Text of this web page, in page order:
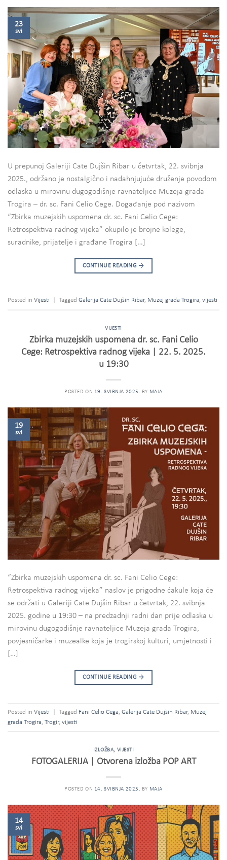
23
svi
U prepunoj Galeriji Cate Dujšin Ribar u četvrtak, 22. svibnja
2025., održano je nostalgično i nadahnjujuće druženje povodom
odlaska u mirovinu dugogodišnje ravnateljice Muzeja grada
Trogira – dr. sc. Fani Celio Cege. Događanje pod nazivom
“Zbirka muzejskih uspomena dr. sc. Fani Celio Cege:
Retrospektiva radnog vijeka” okupilo je brojne kolege,
suradnike, prijatelje i građane Trogira […]
CONTINUE READING →
Posted in Vijesti Tagged Galerija Cate Dujšin Ribar, Muzej grada Trogira, vijesti
VIJESTI
Zbirka muzejskih uspomena dr. sc. Fani Celio
Cege: Retrospektiva radnog vijeka | 22. 5. 2025.
u 19:30
POSTED ON 19. SVIBNJA 2025. BY MAJA
19
svi
“Zbirka muzejskih uspomena dr. sc. Fani Celio Cege:
Retrospektiva radnog vijeka” naslov je prigodne ćakule koja će
se održati u Galeriji Cate Dujšin Ribar u četvrtak, 22. svibnja
2025. godine u 19:30 – na predzadnji radni dan prije odlaska u
mirovinu dugogodišnje ravnateljice Muzeja grada Trogira,
povjesničarke i muzealke koja je trogirskoj kulturi, umjetnosti i
[…]
CONTINUE READING →
Posted in Vijesti Tagged Fani Celio Cega Galerija Cate Dujšin Ribar, Muzej
grada Trogira Trogir, vijesti
IZLOŽBA, VIJESTI
FOTOGALERIJA | Otvorena izložba POP ART
POSTED ON 14. SVIBNJA 2025. BY MAJA
14
svi